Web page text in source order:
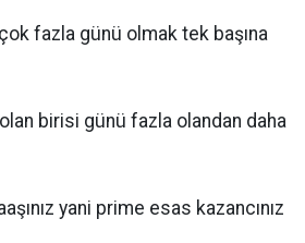
fazla günü olmak tek başına
birisi günü fazla olandan daha
yani prime esas kazancınız